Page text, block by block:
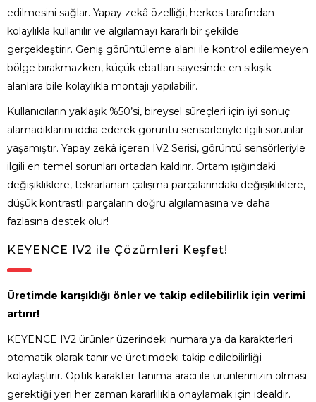
edilmesini sağlar. Yapay zekâ özelliği, herkes tarafından
kolaylıkla kullanılır ve algılamayı kararlı bir şekilde
gerçekleştirir. Geniş görüntüleme alanı ile kontrol edilemeyen
bölge bırakmazken, küçük ebatları sayesinde en sıkışık
alanlara bile kolaylıkla montajı yapılabilir.
Kullanıcıların yaklaşık %50’si, bireysel süreçleri için iyi sonuç
alamadıklarını iddia ederek görüntü sensörleriyle ilgili sorunlar
yaşamıştır. Yapay zekâ içeren IV2 Serisi, görüntü sensörleriyle
ilgili en temel sorunları ortadan kaldırır. Ortam ışığındaki
değişikliklere, tekrarlanan çalışma parçalarındaki değişikliklere,
düşük kontrastlı parçaların doğru algılamasına ve daha
fazlasına destek olur!
KEYENCE IV2 ile Çözümleri Keşfet!
Üretimde karışıklığı önler ve takip edilebilirlik için verimi
artırır!
KEYENCE IV2 ürünler üzerindeki numara ya da karakterleri
otomatik olarak tanır ve üretimdeki takip edilebilirliği
kolaylaştırır. Optik karakter tanıma aracı ile ürünlerinizin olması
gerektiği yeri her zaman kararlılıkla onaylamak için idealdir.